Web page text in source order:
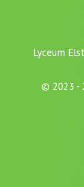
Lyceum
© 2023 -